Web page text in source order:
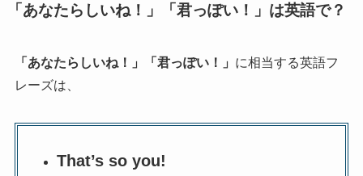
「あなたらしいね！」「君っぽい！」は英語で？
「あなたらしいね！」「君っぽい！」 に相当する英語フ
レーズは、
That’s so you!